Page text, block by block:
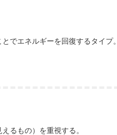
でエネルギーを回復するタイプ。
るもの）を重視する。